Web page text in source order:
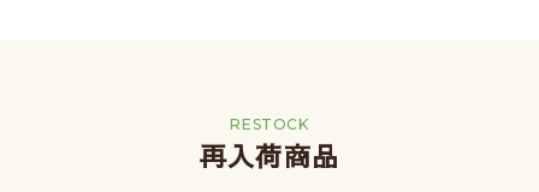
RESTOCK
再入荷商品